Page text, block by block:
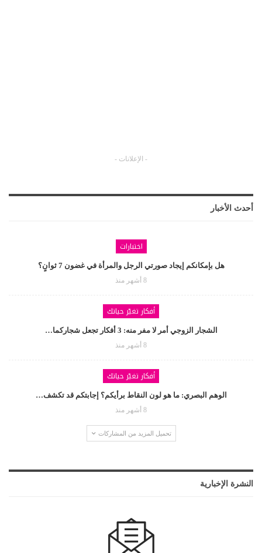
- الإعلانات -
أحدث الأخبار
اختبارات
هل بإمكانكم إيجاد صورتي الرجل والمرأة في غضون 7 ثوانٍ؟
8 أشهر منذ
أفكار تغيّر حياتك
الشجار الزوجي أمر لا مفر منه: 3 أفكار تجعل شجاركما…
8 أشهر منذ
أفكار تغيّر حياتك
الوهم البصري: ما هو لون النقاط برأيكم؟ إجابتكم قد تكشف…
8 أشهر منذ
تحميل المزيد من المشاركات
النشرة الإخبارية